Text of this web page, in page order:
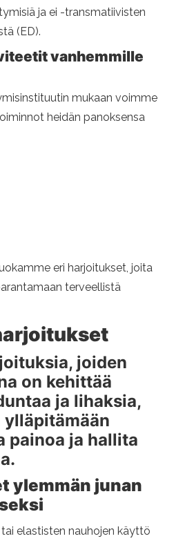
ja ei -transmatiivisten
(ED).
vanhemmille
mukaan voimme
heidän panoksensa
eri harjoitukset, joita
terveellistä
joiden
on kehittää
ja lihaksia,
ylläpitämään
painoa ja hallita
ylemmän junan
elastisten nauhojen käyttö